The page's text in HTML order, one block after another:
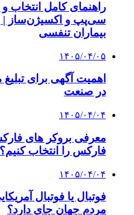
راهنمای کامل انتخاب
سی‌پپ و اکسیژن‌ساز
بیماران تنفسی
۱۴۰۵/۰۴/۰۵
اهمیت آگهی برای
در صنعت
۱۴۰۵/۰۴/۰۴
معرفی بروکر های
فارکس را انتخاب کنیم؟
۱۴۰۵/۰۴/۰۴
فوتبال یا فوتبال
مردم جهان جای دارد؟